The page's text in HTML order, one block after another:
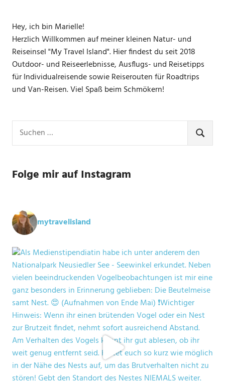
Hey, ich bin Marielle!
Herzlich Willkommen auf meiner kleinen Natur- und
Reiseinsel "My Travel Island". Hier findest du seit 2018
Outdoor- und Reiseerlebnisse, Ausflugs- und Reisetipps
für Individualreisende sowie Reiserouten für Roadtrips
und Van-Reisen. Viel Spaß beim Schmökern!
nach:
SUCHEN
Folge mir auf Instagram
mytravelisland